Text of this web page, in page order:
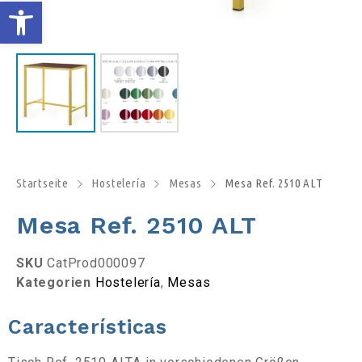
S
m
o
i
Startseite Hostelería Mesas Mesa Ref. 2510 ALT
Mesa Ref. 2510 ALT
SKUCatProd000097
Kategorien Hostelería, Mesas
Características